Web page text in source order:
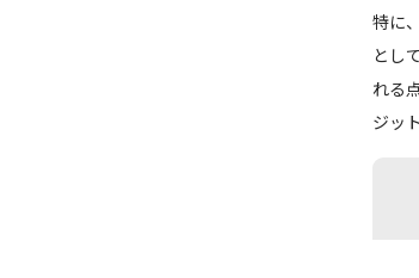
特に
とし
れる
ジッ